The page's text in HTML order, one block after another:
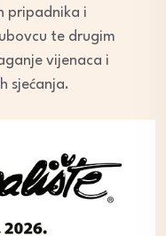
pripadnika i
te drugim
vijenaca i
sjećanja.